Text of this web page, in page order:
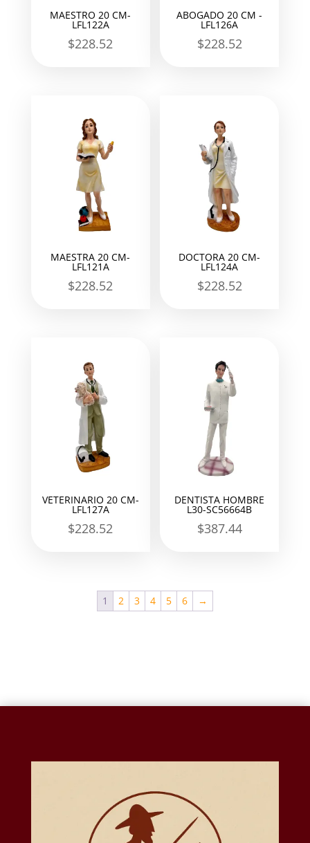
MAESTRO 20 CM-
LFL122A
$228.52
ABOGADO 20 CM -
LFL126A
$228.52
MAESTRA 20 CM-
LFL121A
$228.52
DOCTORA 20 CM-
LFL124A
$228.52
VETERINARIO 20 CM-
LFL127A
$228.52
DENTISTA HOMBRE
L30-SC56664B
$387.44
1 2 3 4 5 6 →